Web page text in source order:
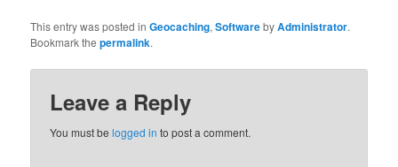
This entry was posted inGeocaching,SoftwarebyAdministrator.
Bookmark thepermalink.
Leave a Reply
You must belogged in to post a comment.